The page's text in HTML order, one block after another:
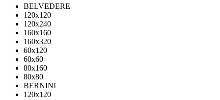
BELVEDERE
120x120
120x240
160x160
160x320
60x120
60x60
80x160
80x80
BERNINI
120x120